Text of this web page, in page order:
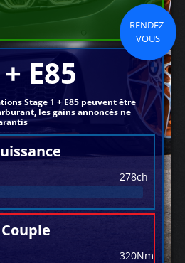
RENDEZ-
VOUS
E85
Stage 1 + E85 peuvent être
les gains annoncés ne
278ch
Couple
320Nm